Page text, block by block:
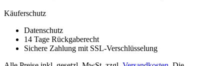
Käuferschutz
Datenschutz
14 Tage Rückgaberecht
Sichere Zahlung mit SSL-Verschlüsselung